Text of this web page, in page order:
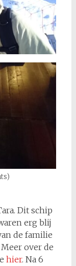
Dit schip
erg blij
de familie
over de
hier. Na 6